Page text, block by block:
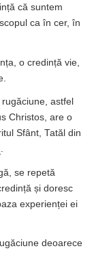
că suntem
ca în cer, în
o credință vie,
astfel
Christos, are o
Sfânt, Tatăl din
.
se repetă
și doresc
experienței ei
deoarece